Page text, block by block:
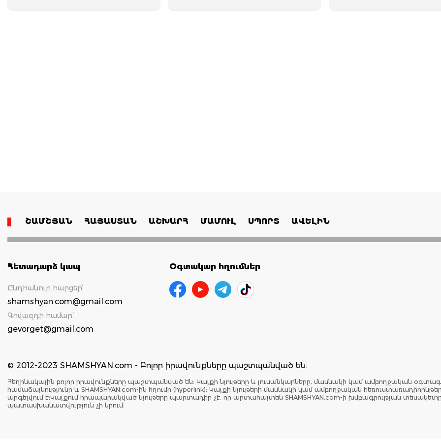
ՇԱՄՇՅԱՆ ՀԱՅԱՍՏԱՆ ԱՇԽԱՐՀ ՄԱՄՈՒԼ ՍՊՈՐՏ ԱՎԵԼԻՆ
Հետադարձ կապ
Ընդհանուր հարցեր՝
shamshyan.com@gmail.com
Գովազդի համար`
gevorget@gmail.com
Օգտակար հղումներ
© 2012-2023 SHAMSHYAN.com - Բոլոր իրավունքները պաշտպանված են:
Հեղինակային բոլոր իրավունքները պաշտպանված են: Կայքի նյութերը և լուսանկարները, մասնակի կամ ամբողջական
համաձայնությունը և SHAMSHYAN.com-ին հղումը (hyperlink): Կայքի նյութերի մասնակի կամ ամբողջական
արգելվում է:Կայքում հրապարակված նյութերը պարտադիր չէ, որ արտահայտեն SHAMSHYAN.com-ի խմբագրության
պատասխանատվություն չի կրում: